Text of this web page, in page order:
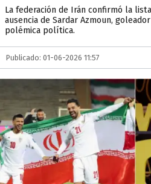
La federación de Irán confirmó la
ausencia de Sardar Azmoun,
polémica política.
Publicado: 01-06-2026 11:57